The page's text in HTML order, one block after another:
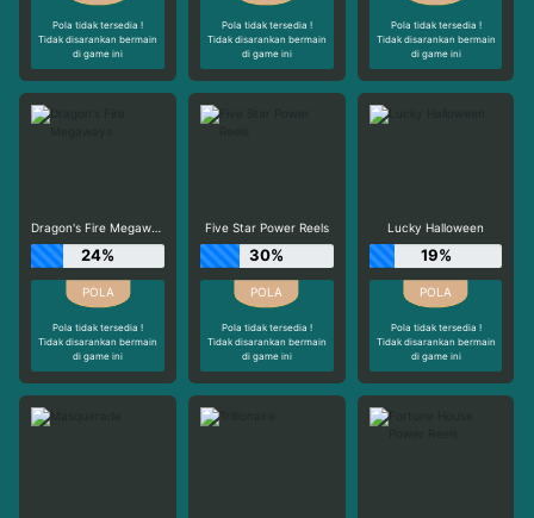
Pola tidak tersedia !
Tidak disarankan bermain
di game ini
Pola tidak tersedia !
Tidak disarankan bermain
di game ini
Pola tidak tersedia !
Tidak disarankan bermain
di game ini
Dragon's Fire Megaways
24%
Pola tidak tersedia !
Tidak disarankan bermain
di game ini
Five Star Power Reels
30%
Pola tidak tersedia !
Tidak disarankan bermain
di game ini
Lucky Halloween
19%
Pola tidak tersedia !
Tidak disarankan bermain
di game ini